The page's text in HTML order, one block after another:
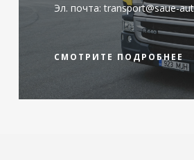
Эл. почта: transport@saue-
СМОТРИТЕ ПОДРОБНЕЕ